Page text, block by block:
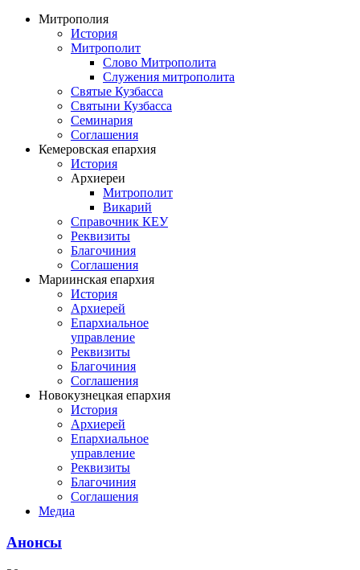
Митрополия
История
Митрополит
Слово Митрополита
Служения митрополита
Святые Кузбасса
Святыни Кузбасса
Семинария
Соглашения
Кемеровская епархия
История
Архиереи
Митрополит
Викарий
Справочник КЕУ
Реквизиты
Благочиния
Соглашения
Мариинская епархия
История
Архиерей
Епархиальное
управление
Реквизиты
Благочиния
Соглашения
Новокузнецкая епархия
История
Архиерей
Епархиальное
управление
Реквизиты
Благочиния
Соглашения
Медиа
Анонсы